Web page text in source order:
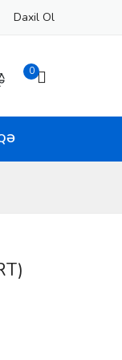
Daxil Ol
0